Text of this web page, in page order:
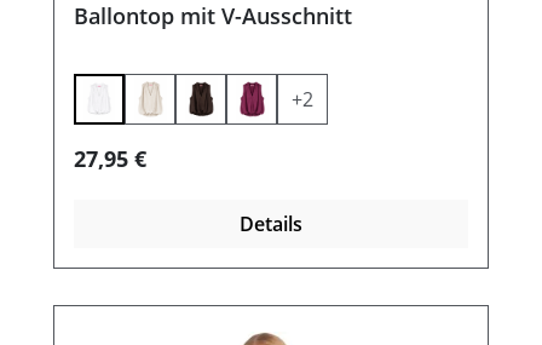
Ballontop mit V-Ausschnitt
+2
Regulärer Preis:
27,95 €
Details